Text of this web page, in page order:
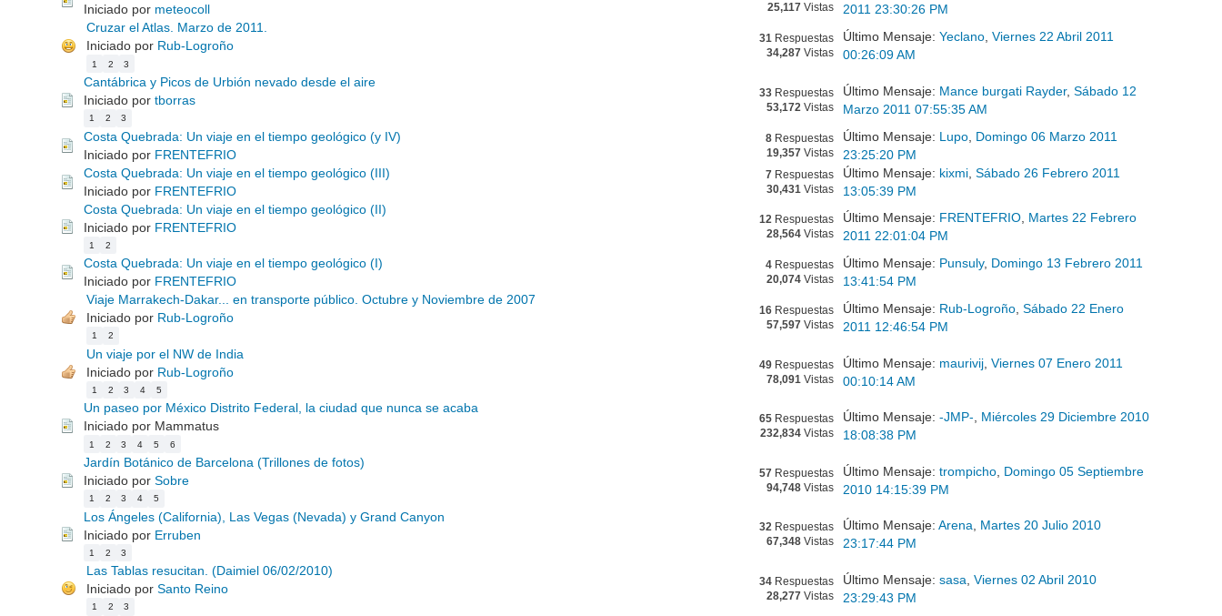
Iniciado por meteocoll
25,117 Vistas
2011 23:30:26 PM
Cruzar el Atlas. Marzo de 2011.
Iniciado por Rub-Logroño
1 2 3
31 Respuestas
34,287 Vistas
Último Mensaje:Yeclano,Viernes 22 Abril 2011
00:26:09 AM
Cantábrica y Picos de Urbión nevado desde el aire
Iniciado por tborras
1 2 3
33Respuestas
53,172 Vistas
Último Mensaje: Mance burgati Rayder,Sábado 12
Marzo 2011 07:55:35 AM
Costa Quebrada: Un viaje en el tiempo geológico (y IV)
Iniciado por FRENTEFRIO
8Respuestas
19,357Vistas
Último Mensaje: Lupo Domingo 06 Marzo 2011
23:25:20 PM
Costa Quebrada: Un viaje en el tiempo geológico (III)
Iniciado por FRENTEFRIO
7Respuestas
30,431 Vistas
Último Mensaje: kixmi ,Sábado 26 Febrero 2011
13:05:39 PM
Costa Quebrada: Un viaje en el tiempo geológico (II)
Iniciado por FRENTEFRIO
1 2
12Respuestas
28,564Vistas
Último Mensaje: FRENTEFRIO, Martes 22 Febrero
2011 22:01:04 PM
Costa Quebrada: Un viaje en el tiempo geológico (I)
Iniciado por FRENTEFRIO
4Respuestas
20,074Vistas
Último Mensaje: Punsuly, Domingo 13 Febrero 2011
13:41:54 PM
Viaje Marrakech-Dakar... en transporte público. Octubre y Noviembre de 2007
Iniciado por Rub-Logroño
1 2
16Respuestas
57,597Vistas
Último Mensaje: Rub-Logroño ,Sábado 22 Enero
2011 12:46:54 PM
Un viaje por el NW de India
Iniciado por Rub-Logroño
1 2 3 4 5
49Respuestas
78,091 Vistas
Último Mensaje: maurivij ,Viernes 07 Enero 2011
00:10:14 AM
Un paseo por México Distrito Federal, la ciudad que nunca se acaba
Iniciado por Mammatus
1 2 3 4 5 6
65Respuestas
232,834Vistas
Último Mensaje:-JMP-
Miércoles 29 Diciembre 2010
18:08:38 PM
Jardín Botánico de Barcelona (Trillones de fotos)
Iniciado por Sobre
1 2 3 4 5
57Respuestas
94,748Vistas
Último Mensaje:trompicho Domingo 05 Septiembre
2010 14:15:39 PM
Los Ángeles (California), Las Vegas (Nevada) y Grand Canyon
Iniciado por Erruben
1 2 3
32 Respuestas
67,348Vistas
Último Mensaje:Arena, Martes 20 Julio 2010
23:17:44 PM
Las Tablas resucitan. (Daimiel 06/02/2010)
Iniciado por Santo Reino
1 2 3
34Respuestas
28,277Vistas
Último Mensaje:sasa ,Viernes 02 Abril 2010
23:29:43 PM